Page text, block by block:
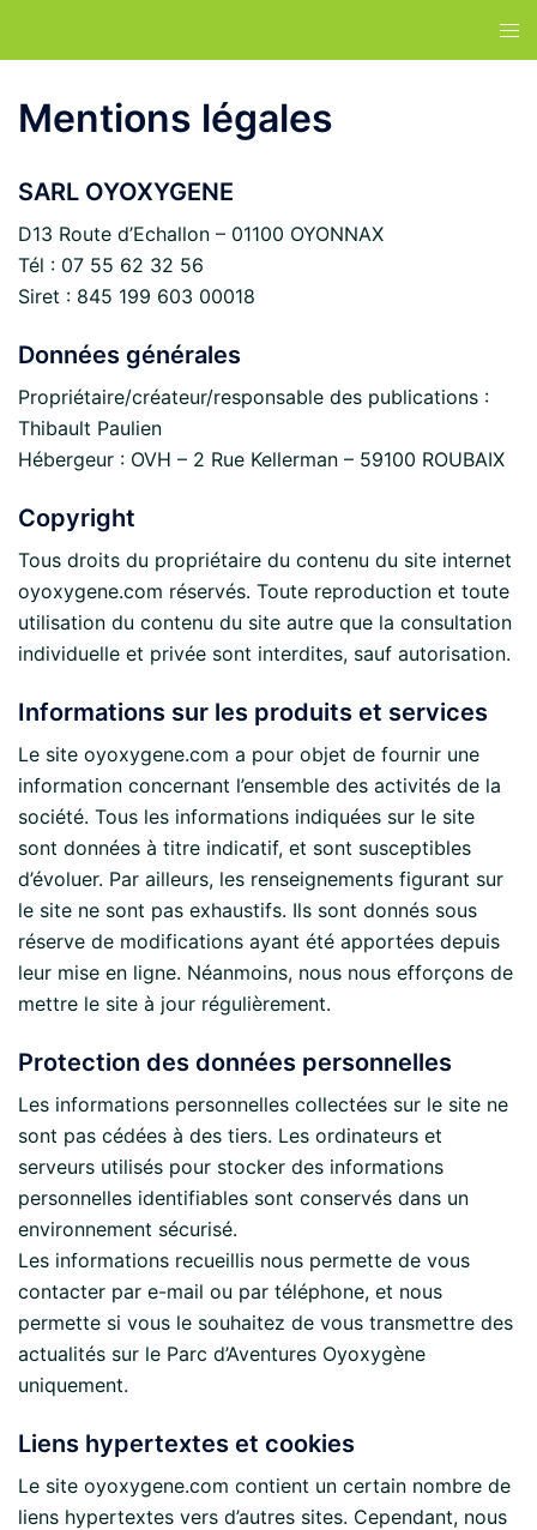
Mentions légales
SARL OYOXYGENE
D13 Route d’Echallon – 01100 OYONNAX
Tél : 07 55 62 32 56
Siret : 845 199 603 00018
Données générales
Propriétaire/créateur/responsable des publications :
Thibault Paulien
Hébergeur : OVH – 2 Rue Kellerman – 59100 ROUBAIX
Copyright
Tous droits du propriétaire du contenu du site internet
oyoxygene.com réservés. Toute reproduction et toute
utilisation du contenu du site autre que la consultation
individuelle et privée sont interdites, sauf autorisation.
Informations sur les produits et services
Le site oyoxygene.com a pour objet de fournir une
information concernant l’ensemble des activités de la
société. Tous les informations indiquées sur le site
sont données à titre indicatif, et sont susceptibles
d’évoluer. Par ailleurs, les renseignements figurant sur
le site ne sont pas exhaustifs. Ils sont donnés sous
réserve de modifications ayant été apportées depuis
leur mise en ligne. Néanmoins, nous nous efforçons de
mettre le site à jour régulièrement.
Protection des données personnelles
Les informations personnelles collectées sur le site ne
sont pas cédées à des tiers. Les ordinateurs et
serveurs utilisés pour stocker des informations
personnelles identifiables sont conservés dans un
environnement sécurisé.
Les informations recueillis nous permette de vous
contacter par e-mail ou par téléphone, et nous
permette si vous le souhaitez de vous transmettre des
actualités sur le Parc d’Aventures Oyoxygène
uniquement.
Liens hypertextes et cookies
Le site oyoxygene.com contient un certain nombre de
liens hypertextes vers d’autres sites. Cependant, nous